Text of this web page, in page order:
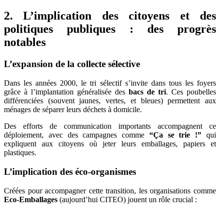
2.L’implication des citoyens et des
politiques publiques : des progrès
notables
L’expansion de la collecte sélective
Dans les années 2000, le tri sélectif s’invite dans tous les foyers
grâce à l’implantation généralisée des bacs de tri. Ces poubelles
différenciées (souvent jaunes, vertes, et bleues) permettent aux
ménages de séparer leurs déchets à domicile.
Des efforts de communication importants accompagnent ce
déploiement, avec des campagnes comme “Ça se trie !” qui
expliquent aux citoyens où jeter leurs emballages, papiers et
plastiques.
L’implication des éco-organismes
Créées pour accompagner cette transition, les organisations comme
Eco-Emballages (aujourd’hui CITEO) jouent un rôle crucial :